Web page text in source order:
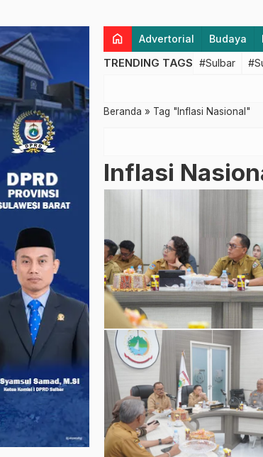
home Advertorial Budaya
TRENDING TAGS #Sulbar
Beranda » Tag "Inflasi Nasional"
Inflasi